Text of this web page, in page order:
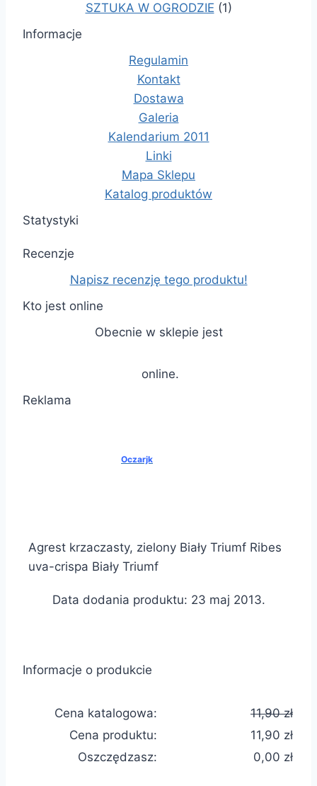
SZTUKA W OGRODZIE (1)
Informacje
Regulamin
Kontakt
Dostawa
Galeria
Kalendarium 2011
Linki
Mapa Sklepu
Katalog produktów
Statystyki
Recenzje
Napisz recenzję tego produktu!
Kto jest online
Obecnie w sklepie jest
online.
Reklama
Oczarjk
Agrest krzaczasty, zielony Biały Triumf Ribes
uva-crispa Biały Triumf
Data dodania produktu: 23 maj 2013.
Informacje o produkcie
Cena katalogowa:
11,90 zł
Cena produktu:
11,90 zł
Oszczędzasz:
0,00 zł